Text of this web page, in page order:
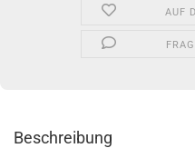
AUF
Beschreibung